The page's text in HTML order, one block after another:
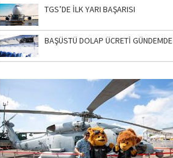
TGS’DE İLK YARI BAŞARISI
BAŞÜSTÜ DOLAP ÜCRETİ GÜNDEMDE
SİNGAPUR AIRSHOW-2020